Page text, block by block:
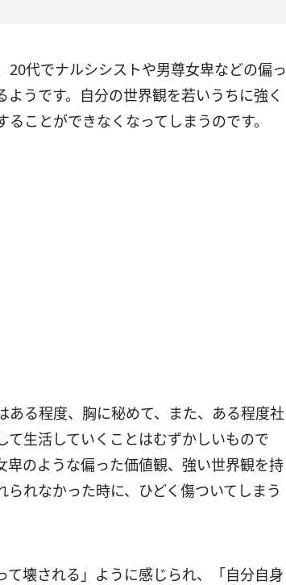
20代でナルシシストや男尊女卑などの偏っ
うです。自分の世界観を若いうちに強く
ことができなくなってしまうのです。
る程度、胸に秘めて、また、ある程度社
生活していくことはむずかしいもので
のような偏った価値観、強い世界観を持
れなかった時に、ひどく傷ついてしまう
壊される」ように感じられ、「自分自身